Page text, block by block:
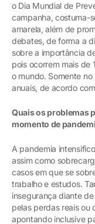
o Dia Mundial de
campanha, costuma-
amarela, além de
debates, de forma a
sobre a importância
pois ocorrem mais de
o mundo. Somente
anuais, de acordo
Quais os problemas
momento de
A pandemia
assim como
casos em que se
trabalho e estudos.
insegurança diante
pelas perdas reais ou
apontando inclusive